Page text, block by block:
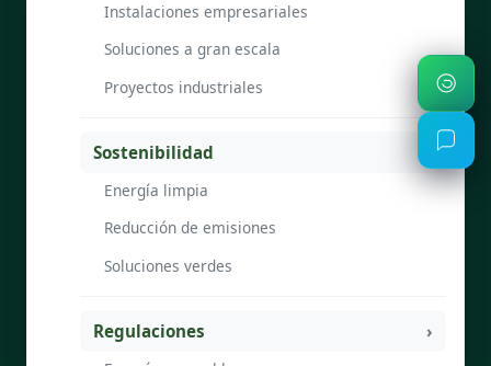
Instalaciones empresariales
Soluciones a gran escala
Proyectos industriales
Sostenibilidad
Energía limpia
Reducción de emisiones
Soluciones verdes
Regulaciones